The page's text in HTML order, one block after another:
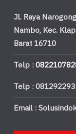
Jl. Raya
Nambo, Kec.
Barat 16710
Telp :
Telp :
Email :